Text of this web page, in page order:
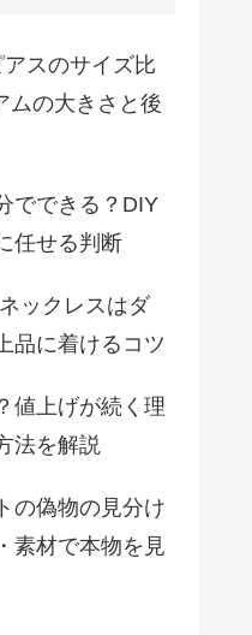
スのサイズ比
ムの大きさと後
でできる？DIY
任せる判断
ックレスはダ
品に着けるコツ
値上げが続く理
法を解説
の偽物の見分け
素材で本物を見